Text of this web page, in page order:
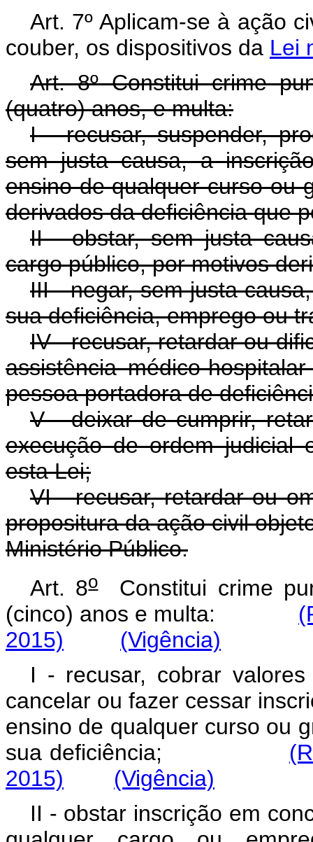
Art. 7º Aplicam-se à ação
couber, os dispositivos da Lei
Art. 8º Constitui crime
(quatro) anos, e multa:
I - recusar, suspender,
sem justa causa, a
ensino de qualquer curso ou
derivados da deficiência que
II - obstar, sem justa
cargo público, por motivos
III - negar, sem justa
sua deficiência, emprego ou
IV - recusar, retardar ou
assistência médico-
pessoa portadora de
V - deixar de cumprir,
execução de ordem judicial
esta Lei;
VI - recusar, retardar ou
propositura da ação civil
Ministério Público.
Art. 8oConstitui crime
(cinco) anos e multa:
2015)
(Vigência)
I - recusar, cobrar valores
cancelar ou fazer cessar
ensino de qualquer curso ou
sua deficiência;
2015)
(Vigência)
II - obstar inscrição em